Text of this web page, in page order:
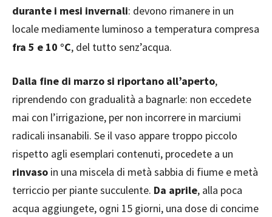
durante i mesi invernali: devono rimanere in un
locale mediamente luminoso a temperatura compresa
fra 5 e 10 °C, del tutto senz’acqua.
Dalla fine di marzo si riportano all’aperto,
riprendendo con gradualità a bagnarle: non eccedete
mai con l’irrigazione, per non incorrere in marciumi
radicali insanabili. Se il vaso appare troppo piccolo
rispetto agli esemplari contenuti, procedete a un
rinvaso in una miscela di metà sabbia di fiume e metà
terriccio per piante succulente. Da aprile, alla poca
acqua aggiungete, ogni 15 giorni, una dose di concime